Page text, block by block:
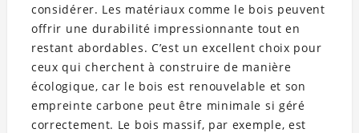
considérer. Les matériaux comme le bois peuvent
offrir une durabilité impressionnante tout en
restant abordables. C’est un excellent choix pour
ceux qui cherchent à construire de manière
écologique, car le bois est renouvelable et son
empreinte carbone peut être minimale si géré
correctement. Le bois massif, par exemple, est